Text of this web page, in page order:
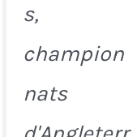
s,
champion
nats